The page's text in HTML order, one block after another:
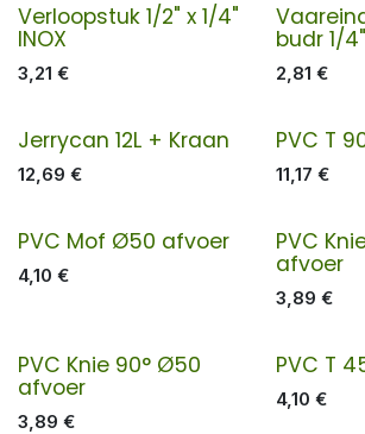
Verloopstuk 1/2" x 1/4"
INOX
3,21 €
budr 1/
2,81 €
Jerrycan 12L + Kraan
12,69 €
PVC T
11,17 €
PVC Mof Ø50 afvoer
4,10 €
PVC
afvoer
3,89 €
PVC Knie 90° Ø50
afvoer
3,89 €
PVC T
4,10 €